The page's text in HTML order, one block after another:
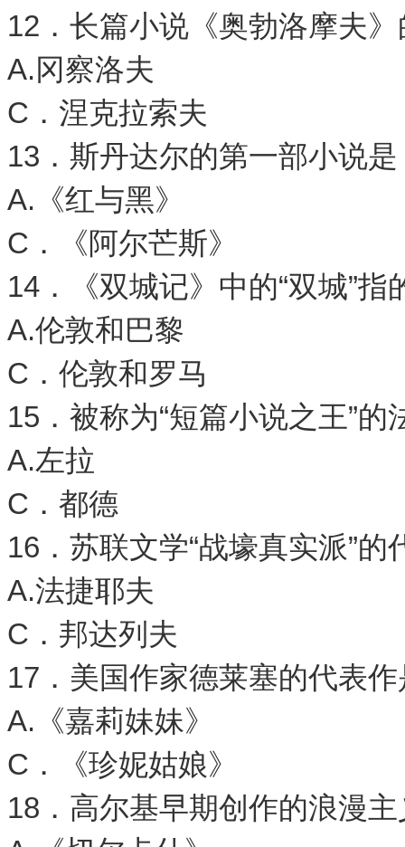
12．长篇小说《奥勃洛摩夫
A.冈察洛夫 B.
C．涅克拉索夫
13．斯丹达尔的第一部小说是
A.《红与黑》
C．《阿尔芒斯
14．《双城记》中的“双城”指
A.伦敦和巴黎
C．伦敦和罗
15．被称为“短篇小说之王”的
A.左拉
C．都德
16．苏联文学“战壕真实派”的
A.法捷耶夫
C．邦达列夫
17．美国作家德莱塞的代表作
A.《嘉莉妹妹》
C．《珍妮姑娘
18．高尔基早期创作的浪漫